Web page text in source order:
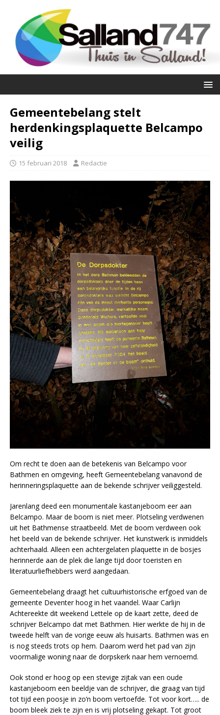
Gemeentebelang stelt
herdenkingsplaquette Belcampo
veilig
15 februari 2018 Redactie
Om recht te doen aan de betekenis van Belcampo voor
Bathmen en omgeving, heeft Gemeentebelang vanavond de
herinneringsplaquette aan de bekende schrijver veiliggesteld.
Jarenlang deed een monumentale kastanjeboom eer aan
Belcampo. Maar de boom is niet meer. Plotseling verdwenen
uit het Bathmense straatbeeld. Met de boom verdween ook
het beeld van de bekende schrijver. Het kunstwerk is inmiddels
achterhaald. Alleen een achtergelaten plaquette in de bosjes
herinnerde aan de plek die lange tijd door toeristen en
literatuurliefhebbers werd aangedaan.
Gemeentebelang draagt het cultuurhistorische erfgoed van de
gemeente Deventer hoog in het vaandel. Waar Carlijn
Achtereekte dit weekend Lettele op de kaart zette, deed de
schrijver Belcampo dat met Bathmen. Hier werkte de hij in de
tweede helft van de vorige eeuw als huisarts. Bathmen was en
is nog steeds trots op hem. Daarom werd het pad van zijn
voormalige woning naar de dorpskerk naar hem vernoemd.
Ook stond er hoog op een stevige zijtak van een oude
kastanjeboom een beeldje van de schrijver, die graag van tijd
tot tijd een poosje in zo’n boom vertoefde. Tot voor kort….. de
boom bleek ziek te zijn en is vrij plotseling gekapt. Tot groot